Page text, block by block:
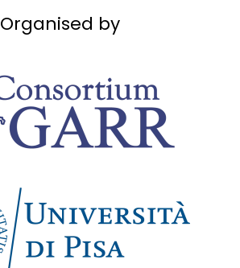
Organised by